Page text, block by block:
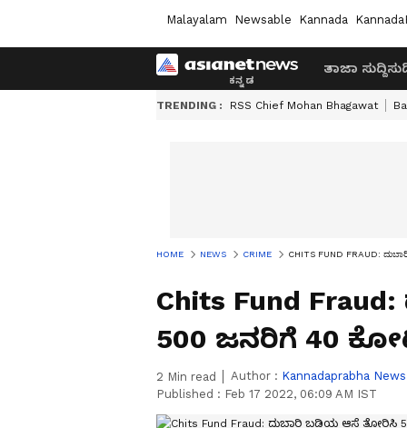
Malayalam Newsable Kannada
ತಾಜಾ ಸುದ್ದಿ
TRENDING : RSS Chief Mohan Bhagawat
HOME NEWS CRIME CHITS FUND FRAUD:
Chits Fund
500 ಜನರಿಗೆ 40
2 Min read Author : Kannadaprabha News
Published : Feb 17 2022, 06:09 AM IST